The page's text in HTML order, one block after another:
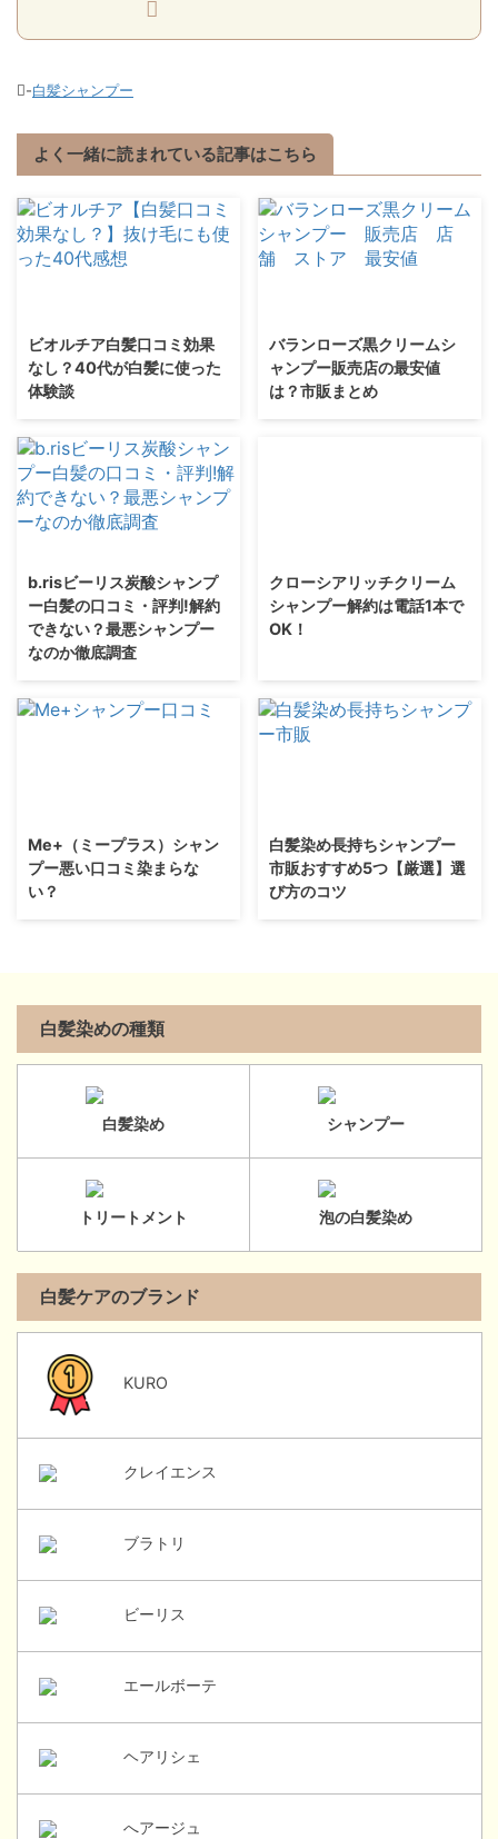
-白髪シャンプー
よく一緒に読まれている記事はこちら
ビオルチア白髪口コミ効果
なし？40代が白髪に使った
体験談
バランローズ黒クリームシ
ャンプー販売店の最安値
は？市販まとめ
b.risビーリス炭酸シャンプ
ー白髪の口コミ・評判!解約
できない？最悪シャンプー
なのか徹底調査
クローシアリッチクリーム
シャンプー解約は電話1本で
OK！
Me+（ミープラス）シャン
プー悪い口コミ染まらな
い？
白髪染め長持ちシャンプー
市販おすすめ5つ【厳選】選
び方のコツ
白髪染めの種類
白髪染め シャンプー
トリートメント 泡の白髪染め
白髪ケアのブランド
KURO
クレイエンス
ブラトリ
ビーリス
エールボーテ
ヘアリシェ
へアージュ